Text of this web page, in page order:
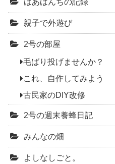
ばあばんちの記録
親子で外遊び
2号の部屋
毛ばり投げませんか？
これ、自作してみよう
古民家のDIY改修
2号の週末養蜂日記
みんなの畑
よしなしごと。